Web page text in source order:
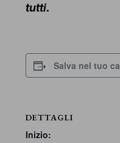
tutti.
Salva nel tuo
DETTAGLI
Inizio: